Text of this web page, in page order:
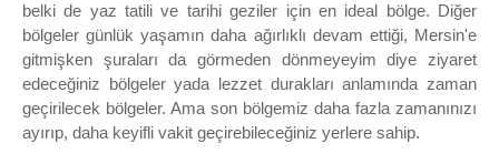
belki de yaz tatili ve tarihi geziler için en ideal bölge. Diğer
bölgeler günlük yaşamın daha ağırlıklı devam ettiği, Mersin'e
gitmişken şuraları da görmeden dönmeyeyim diye ziyaret
edeceğiniz bölgeler yada lezzet durakları anlamında zaman
geçirilecek bölgeler. Ama son bölgemiz daha fazla zamanınızı
ayırıp, daha keyifli vakit geçirebileceğiniz yerlere sahip.